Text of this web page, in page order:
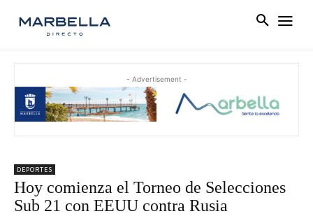
- Advertisement -
DEPORTES
Hoy comienza el Torneo de Selecciones
Sub 21 con EEUU contra Rusia